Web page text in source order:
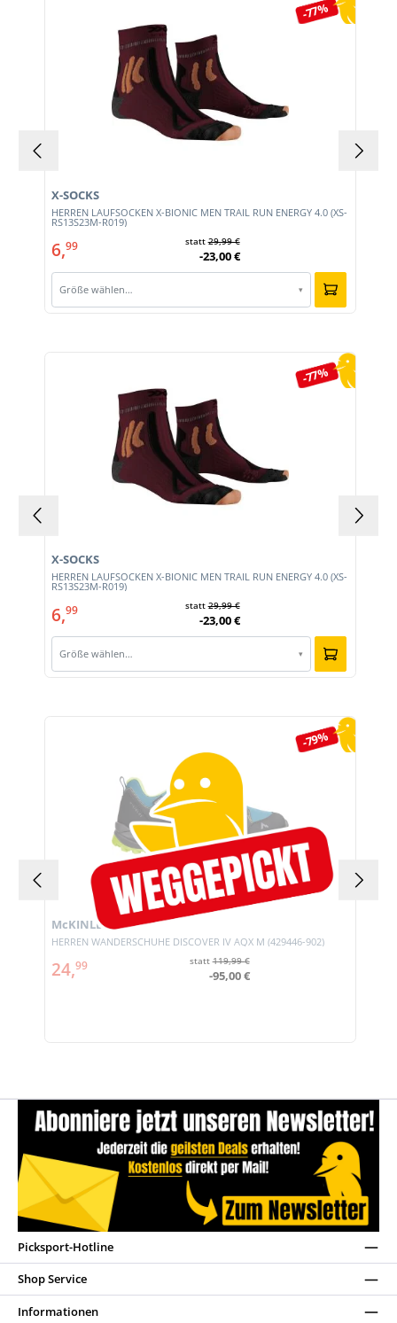
-77%
HERREN LAUFSOCKEN X-BIONIC MEN TRAIL RUN ENERGY 4.0 (XS-
RS13S23M-R019)
X-SOCKS
6,99 statt29,99 €
-23,00 €
Größe wählen… ▾
-77%
HERREN LAUFSOCKEN X-BIONIC MEN TRAIL RUN ENERGY 4.0 (XS-
RS13S23M-R019)
X-SOCKS
6,99 statt29,99 €
-23,00 €
Größe wählen… ▾
-79%
HERREN WANDERSCHUHE DISCOVER IV AQX M (429446-902)
McKINLEY
24,99 statt119,99 €
-95,00 €
Picksport-Hotline
Shop Service
Informationen